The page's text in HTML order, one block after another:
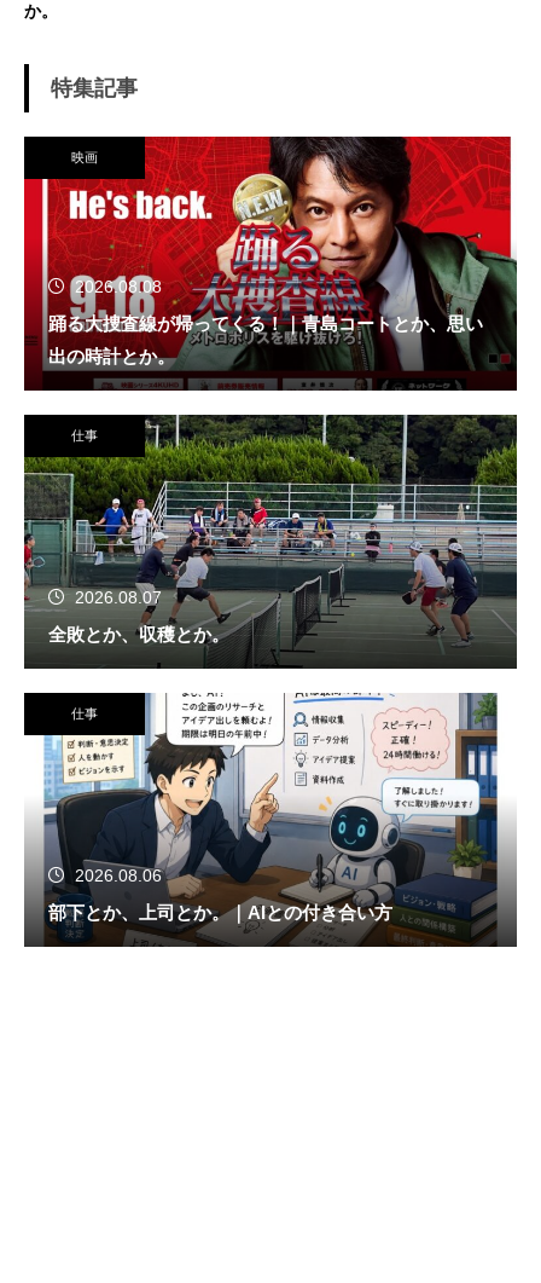
か。
特集記事
映画
2026.08.08
踊る大捜査線が帰ってくる！｜青島コートとか、思い
出の時計とか。
仕事
2026.08.07
全敗とか、収穫とか。
仕事
2026.08.06
部下とか、上司とか。｜AIとの付き合い方